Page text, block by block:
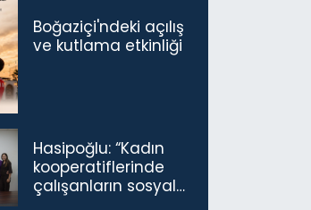
Boğaziçi'ndeki açılış
ve kutlama etkinliği
Hasipoğlu: “Kadın
kooperatiflerinde
çalışanların sosyal